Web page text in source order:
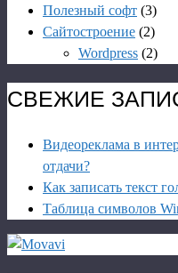
Полезный софт (3)
Сайтостроение (2)
Wordpress (2)
СВЕЖИЕ
Видеореклама в
отдачи?
Как записать текст
Таблица символов